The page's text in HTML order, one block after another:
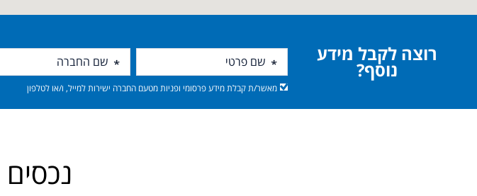
רוצה לקבל מידע
נוסף?
מאשר/ת קבלת מידע פרסומי ופניות מטעם החברה ישירות למייל, ו/או לטלפון
נכסים